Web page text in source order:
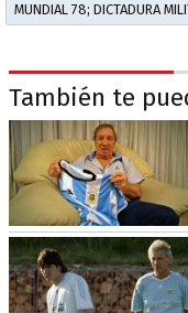
MUNDIAL 78; DICTADURA
También te